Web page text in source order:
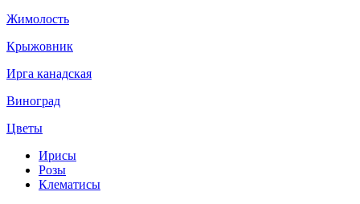
Жимолость
Крыжовник
Ирга канадская
Виноград
Цветы
Ирисы
Розы
Клематисы